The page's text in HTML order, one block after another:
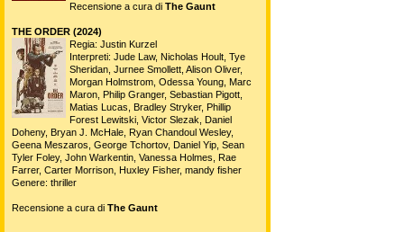
Recensione a cura di The Gaunt
THE ORDER (2024)
Regia: Justin Kurzel
Interpreti: Jude Law, Nicholas Hoult, Tye
Sheridan, Jurnee Smollett, Alison Oliver,
Morgan Holmstrom, Odessa Young, Marc
Maron, Philip Granger, Sebastian Pigott,
Matias Lucas, Bradley Stryker, Phillip
Forest Lewitski, Victor Slezak, Daniel
Doheny, Bryan J. McHale, Ryan Chandoul Wesley,
Geena Meszaros, George Tchortov, Daniel Yip, Sean
Tyler Foley, John Warkentin, Vanessa Holmes, Rae
Farrer, Carter Morrison, Huxley Fisher, mandy fisher
Genere: thriller
Recensione a cura di The Gaunt